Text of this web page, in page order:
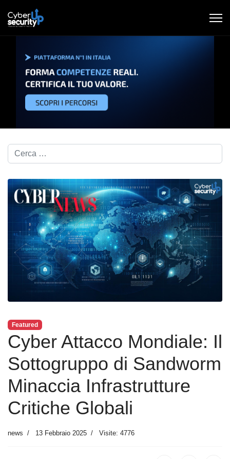
Cerca nel blog...
Featured
Cyber Attacco Mondiale: Il
Sottogruppo di Sandworm
Minaccia Infrastrutture
Critiche Globali
news 13 Febbraio 2025 Visite: 4776